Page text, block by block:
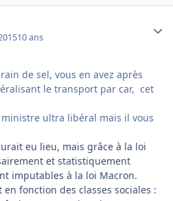
10 ans
de sel, vous en avez après
le transport par car, cet
ministre ultra libéral mais il vous
eu lieu, mais grâce à la loi
et statistiquement
imputables à la loi Macron.
fonction des classes sociales :